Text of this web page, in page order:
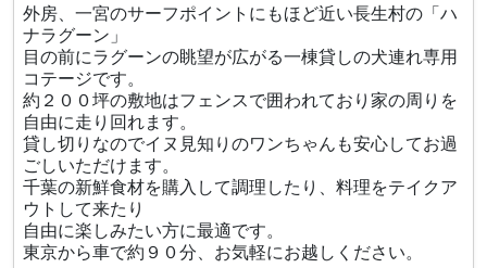
外房、一宮のサーフポイントにもほど近い長生村の「ハ
ナラグーン」
目の前にラグーンの眺望が広がる一棟貸しの犬連れ専用
コテージです。
約２００坪の敷地はフェンスで囲われており家の周りを
自由に走り回れます。
貸し切りなのでイヌ見知りのワンちゃんも安心してお過
ごしいただけます。
千葉の新鮮食材を購入して調理したり、料理をテイクア
ウトして来たり
自由に楽しみたい方に最適です。
東京から車で約９０分、お気軽にお越しください。